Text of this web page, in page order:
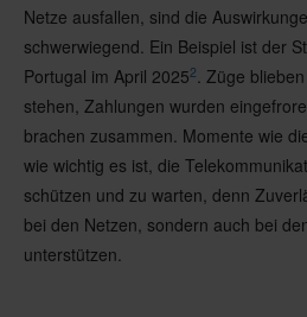
Netze ausfallen, sind die
schwerwiegend. Ein Beispiel ist der
Portugal im April 20252. Züge
stehen, Zahlungen wurden
brachen zusammen. Momente wie
wie wichtig es ist, die
schützen und zu warten, denn
bei den Netzen, sondern auch bei
unterstützen.